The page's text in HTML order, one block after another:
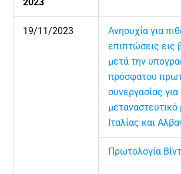
2023
19/11/2023
Ανησυχία για
επιπτώσεις εις
μετά την
πρόσφατου
συνεργασίας για
μεταναστευτικό
Ιταλίας και
Πρωτολογία